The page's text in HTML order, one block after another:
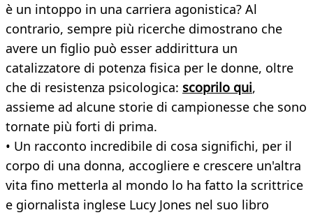
è un intoppo in una carriera agonistica? Al
contrario, sempre più ricerche dimostrano che
avere un figlio può esser addirittura un
catalizzatore di potenza fisica per le donne, oltre
che di resistenza psicologica: scoprilo qui,
assieme ad alcune storie di campionesse che sono
tornate più forti di prima.
• Un racconto incredibile di cosa significhi, per il
corpo di una donna, accogliere e crescere un'altra
vita fino metterla al mondo lo ha fatto la scrittrice
e giornalista inglese Lucy Jones nel suo libro